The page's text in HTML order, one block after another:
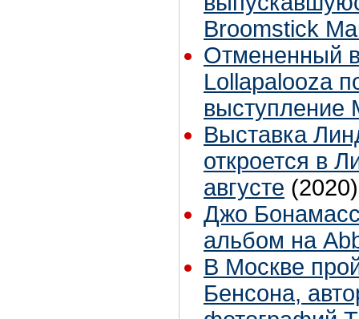
Broomstick
Отмененный
Lollapalooza
выступление
Выставка
откроется в
августе (2020)
Джо
альбом на
В Москве
Бенсона,